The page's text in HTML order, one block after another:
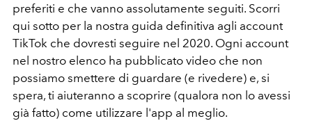
preferiti e che vanno assolutamente seguiti. Scorri
qui sotto per la nostra guida definitiva agli account
TikTok che dovresti seguire nel 2020. Ogni account
nel nostro elenco ha pubblicato video che non
possiamo smettere di guardare (e rivedere) e, si
spera, ti aiuteranno a scoprire (qualora non lo avessi
già fatto) come utilizzare l'app al meglio.